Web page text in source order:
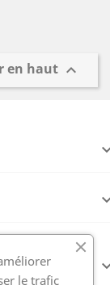
en haut 
le trafic